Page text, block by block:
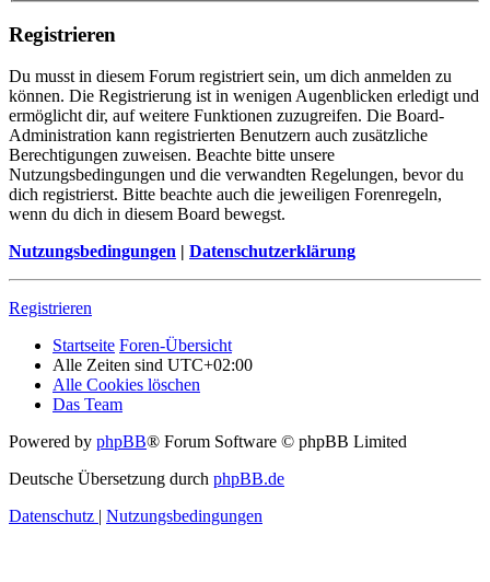
Registrieren
Du musst in diesem Forum registriert sein, um dich anmelden zu
können. Die Registrierung ist in wenigen Augenblicken erledigt und
ermöglicht dir, auf weitere Funktionen zuzugreifen. Die Board-
Administration kann registrierten Benutzern auch zusätzliche
Berechtigungen zuweisen. Beachte bitte unsere
Nutzungsbedingungen und die verwandten Regelungen, bevor du
dich registrierst. Bitte beachte auch die jeweiligen Forenregeln,
wenn du dich in diesem Board bewegst.
Nutzungsbedingungen | Datenschutzerklärung
Registrieren
Startseite Foren-Übersicht
Alle Zeiten sind UTC+02:00
Alle Cookies löschen
Das Team
Powered by phpBB® Forum Software © phpBB Limited
Deutsche Übersetzung durch phpBB.de
Datenschutz | Nutzungsbedingungen